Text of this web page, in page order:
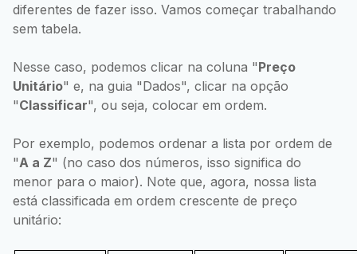
diferentes de fazer isso. Vamos começar trabalhando
sem tabela.
Nesse caso, podemos clicar na coluna "Preço
Unitário" e, na guia "Dados", clicar na opção
"Classificar", ou seja, colocar em ordem.
Por exemplo, podemos ordenar a lista por ordem de
"A a Z" (no caso dos números, isso significa do
menor para o maior). Note que, agora, nossa lista
está classificada em ordem crescente de preço
unitário: